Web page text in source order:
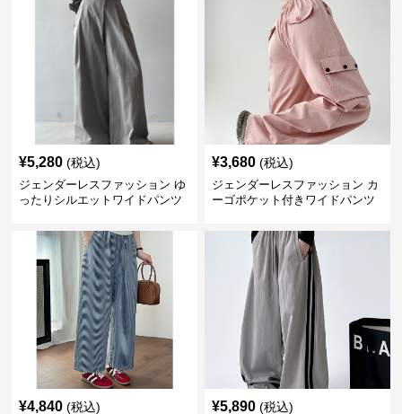
¥5,280 (税込)
ジェンダーレスファッション ゆ
ったりシルエットワイドパンツ
¥3,680 (税込)
ジェンダーレスファッション カ
ーゴポケット付きワイドパンツ
¥4,840 (税込) ¥5,890 (税込)